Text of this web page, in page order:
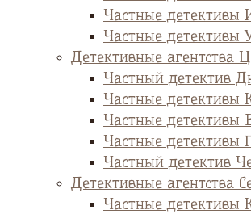
Частные детективы
Частные детективы
Детективные агентства
Частный детектив
Частные детективы
Частные детективы
Частные детективы
Частный детектив
Детективные агентства
Частные детективы